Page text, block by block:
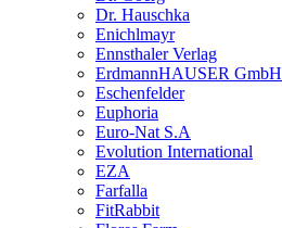
Dr. Hauschka
Enichlmayr
Ennsthaler Verlag
ErdmannHAUSER GmbH
Eschenfelder
Euphoria
Euro-Nat S.A
Evolution International
EZA
Farfalla
FitRabbit